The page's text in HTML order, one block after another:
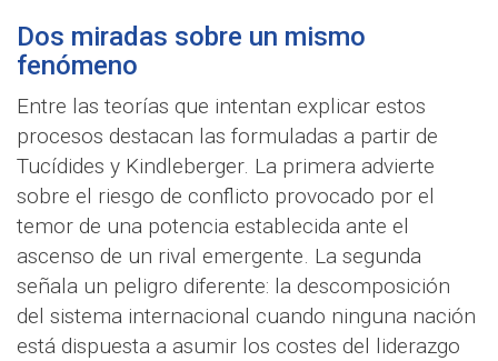
Dos miradas sobre un mismo
fenómeno
Entre las teorías que intentan explicar estos
procesos destacan las formuladas a partir de
Tucídides y Kindleberger. La primera advierte
sobre el riesgo de conflicto provocado por el
temor de una potencia establecida ante el
ascenso de un rival emergente. La segunda
señala un peligro diferente: la descomposición
del sistema internacional cuando ninguna nación
está dispuesta a asumir los costes del liderazgo